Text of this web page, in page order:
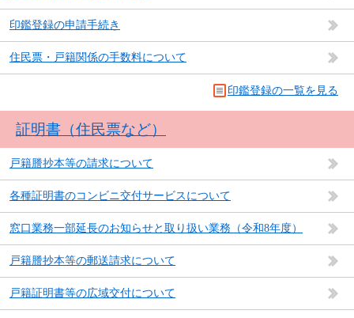
印鑑登録の申請手続き
住民票・戸籍関係の手数料について
印鑑登録の一覧を見る
証明書（住民票など）
戸籍謄抄本等の請求について
各種証明書のコンビニ交付サービスについて
窓口業務一部延長のお知らせと取り扱い業務（令和8年度）
戸籍謄抄本等の郵送請求について
戸籍証明書等の広域交付について